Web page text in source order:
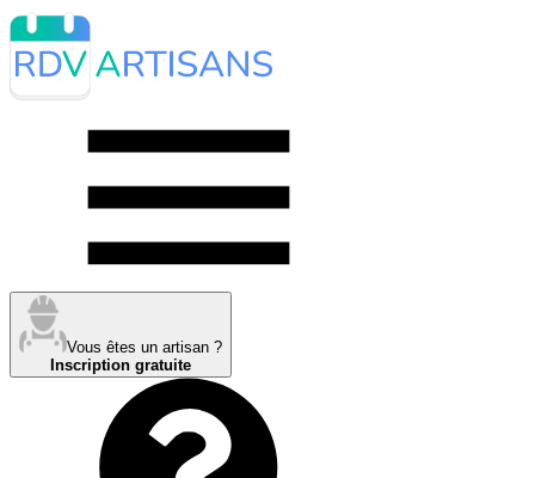
Vous êtes un artisan ?
Inscription gratuite